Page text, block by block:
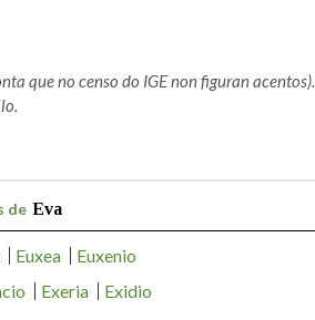
que no censo do IGE non figuran acentos).
de Eva
Euxea
Euxenio
Exeria Exidio